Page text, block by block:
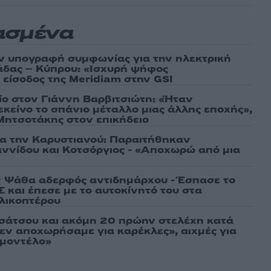
υπογραφή συμφωνίας για την ηλεκτρική
– Κύπρου: «Ισχυρή ψήφος
της Meridiam στην GSI
στον Γιάννη Βαρβιτσιώτη: «Ήταν
το σπάνιο μέταλλο μιας άλλης εποχής»,
στον επικήδειο
την Καρυστιανού: Παραιτήθηκαν
και Κοτσόργιος - «Αποχωρώ από μια
αδερφός αντιδημάρχου - Έσπασε το
έπεσε με το αυτοκίνητό του στα
και ακόμη 20 πρώην στελέχη κατά
αποχωρήσαμε για καρέκλες», αιχμές για